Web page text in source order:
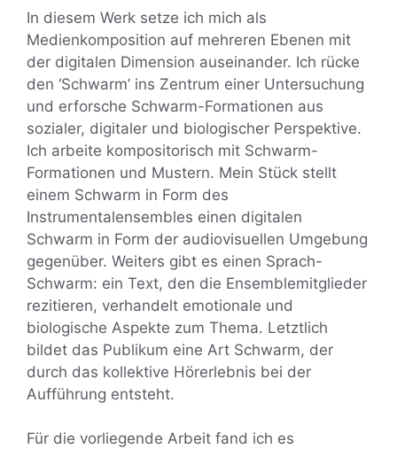
In diesem Werk setze ich mich als
Medienkomposition auf mehreren Ebenen mit
der digitalen Dimension auseinander. Ich rücke
den ‘Schwarm’ ins Zentrum einer Untersuchung
und erforsche Schwarm-Formationen aus
sozialer, digitaler und biologischer Perspektive.
Ich arbeite kompositorisch mit Schwarm-
Formationen und Mustern. Mein Stück stellt
einem Schwarm in Form des
Instrumentalensembles einen digitalen
Schwarm in Form der audiovisuellen Umgebung
gegenüber. Weiters gibt es einen Sprach-
Schwarm: ein Text, den die Ensemblemitglieder
rezitieren, verhandelt emotionale und
biologische Aspekte zum Thema. Letztlich
bildet das Publikum eine Art Schwarm, der
durch das kollektive Hörerlebnis bei der
Aufführung entsteht.
Für die vorliegende Arbeit fand ich es